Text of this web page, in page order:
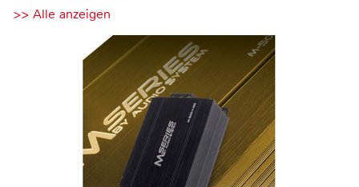
>> Alle anzeigen